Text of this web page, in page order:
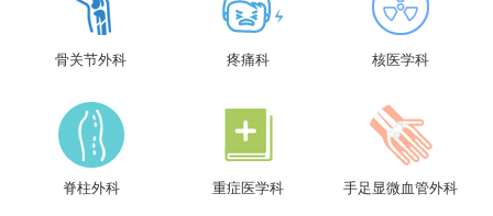
骨关节外科 疼痛科 核医学科
脊柱外科 重症医学科 手足显微血管外科